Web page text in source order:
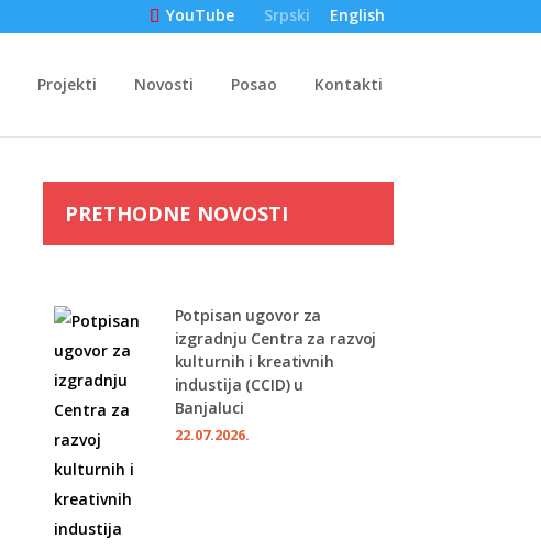
YouTube Srpski English
Projekti Novosti Posao Kontakti
PRETHODNE NOVOSTI
Potpisan ugovor za
izgradnju Centra za razvoj
kulturnih i kreativnih
industija (CCID) u
Banjaluci
22.07.2026.